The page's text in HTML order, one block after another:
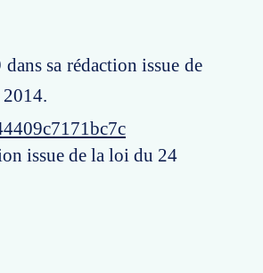
sa rédaction issue de
issue de la loi du 24